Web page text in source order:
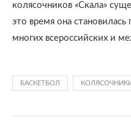
колясочников «Скала»
это время она
многих всероссийских и
БАСКЕТБОЛ